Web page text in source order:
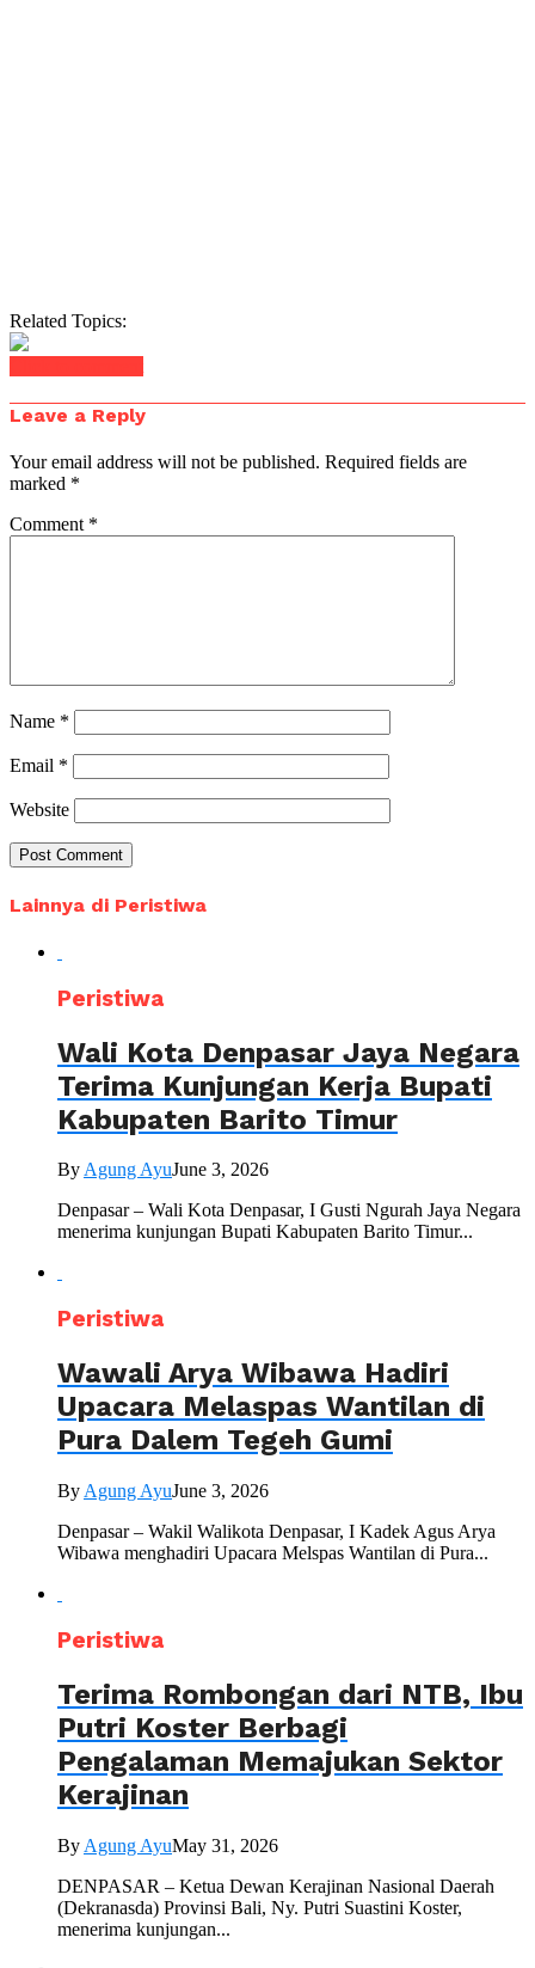
Related Topics:
Leave a Reply
Your email address will not be published. Required fields are
marked *
Comment *
Name *
Email *
Website
Lainnya di Peristiwa
Peristiwa
Wali Kota Denpasar Jaya Negara
Terima Kunjungan Kerja Bupati
Kabupaten Barito Timur
ByAgung AyuJune 3, 2026
Denpasar – Wali Kota Denpasar, I Gusti Ngurah Jaya Negara
menerima kunjungan Bupati Kabupaten Barito Timur...
Peristiwa
Wawali Arya Wibawa Hadiri
Upacara Melaspas Wantilan di
Pura Dalem Tegeh Gumi
By Agung AyuJune 3, 2026
Denpasar – Wakil Walikota Denpasar, I Kadek Agus Arya
Wibawa menghadiri Upacara Melspas Wantilan di Pura...
Peristiwa
Terima Rombongan dari NTB, Ibu
Putri Koster Berbagi
Pengalaman Memajukan Sektor
Kerajinan
By Agung AyuMay 31, 2026
DENPASAR – Ketua Dewan Kerajinan Nasional Daerah
(Dekranasda) Provinsi Bali, Ny. Putri Suastini Koster,
menerima kunjungan...